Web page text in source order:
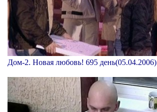
Дом-2. Новая любовь! 695 день(05.04.2006)